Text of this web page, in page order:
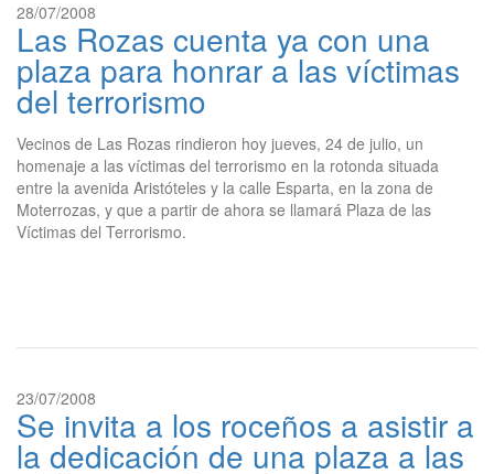
28/07/2008
Las Rozas cuenta ya con una
plaza para honrar a las víctimas
del terrorismo
Vecinos de Las Rozas rindieron hoy jueves, 24 de julio, un
homenaje a las víctimas del terrorismo en la rotonda situada
entre la avenida Aristóteles y la calle Esparta, en la zona de
Moterrozas, y que a partir de ahora se llamará Plaza de las
Víctimas del Terrorismo.
23/07/2008
Se invita a los roceños a asistir a
la dedicación de una plaza a las